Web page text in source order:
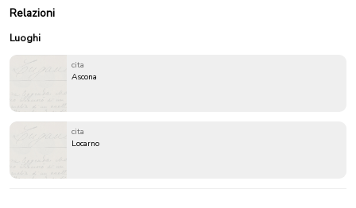
Relazioni
Luoghi
cita
Ascona
cita
Locarno